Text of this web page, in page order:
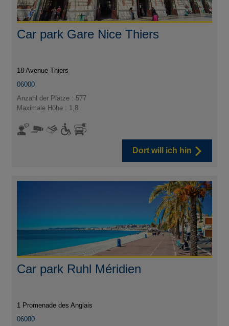
Car park Gare Nice Thiers
18 Avenue Thiers
06000
Anzahl der Plätze : 577
Maximale Höhe : 1,8
Dort will ich hin
Car park Ruhl Méridien
1 Promenade des Anglais
06000